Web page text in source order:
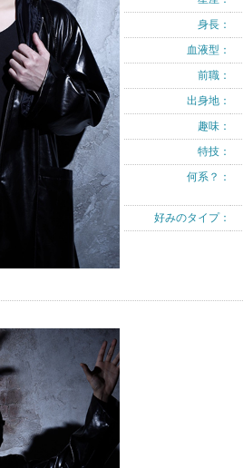
身長：
血液型：
前職：
出身地：
趣味：
特技：
何系？：
好みのタイプ：